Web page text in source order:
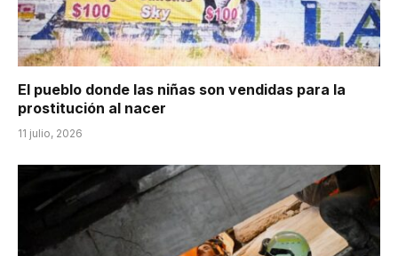
El pueblo donde las niñas son vendidas para la
prostitución al nacer
11 julio, 2026